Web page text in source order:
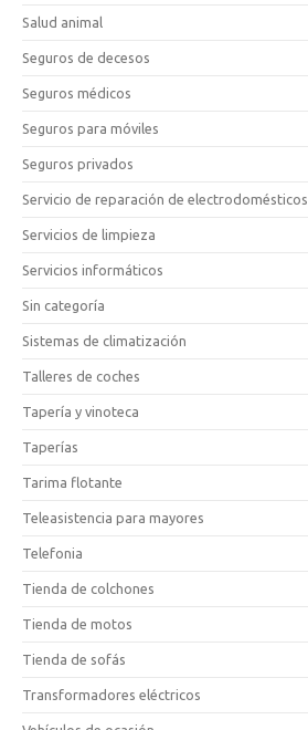
Salud animal
Seguros de decesos
Seguros médicos
Seguros para móviles
Seguros privados
Servicio de reparación de electrodomésticos
Servicios de limpieza
Servicios informáticos
Sin categoría
Sistemas de climatización
Talleres de coches
Tapería y vinoteca
Taperías
Tarima flotante
Teleasistencia para mayores
Telefonia
Tienda de colchones
Tienda de motos
Tienda de sofás
Transformadores eléctricos